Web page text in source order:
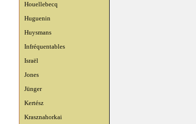
Houellebecq
Huguenin
Huysmans
Infréquentables
Israël
Jones
Jünger
Kertész
Krasznahorkai